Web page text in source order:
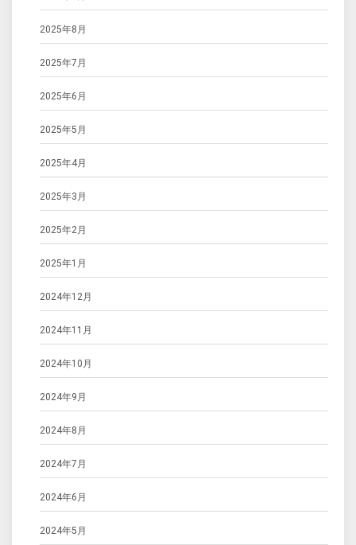
2025年8月
2025年7月
2025年6月
2025年5月
2025年4月
2025年3月
2025年2月
2025年1月
2024年12月
2024年11月
2024年10月
2024年9月
2024年8月
2024年7月
2024年6月
2024年5月